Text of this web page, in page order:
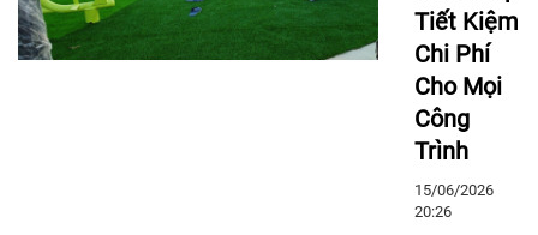
Tiết Kiệm
Chi Phí
Cho Mọi
Công
Trình
15/06/2026
20:26